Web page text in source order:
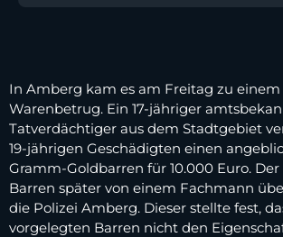
In Amberg kam es am Freitag zu einem
Warenbetrug. Ein 17-jähriger
Tatverdächtiger aus dem Stadtgebiet
19-jährigen Geschädigten einen
Gramm-Goldbarren für 10.000 Euro.
Barren später von einem Fachmann
die Polizei Amberg. Dieser stellte fest,
vorgelegten Barren nicht den